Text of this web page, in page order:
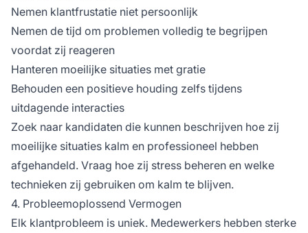
Nemen klantfrustatie niet persoonlijk
Nemen de tijd om problemen volledig te begrijpen
voordat zij reageren
Hanteren moeilijke situaties met gratie
Behouden een positieve houding zelfs tijdens
uitdagende interacties
Zoek naar kandidaten die kunnen beschrijven hoe zij
moeilijke situaties kalm en professioneel hebben
afgehandeld. Vraag hoe zij stress beheren en welke
technieken zij gebruiken om kalm te blijven.
4. Probleemoplossend Vermogen
Elk klantprobleem is uniek. Medewerkers hebben sterke